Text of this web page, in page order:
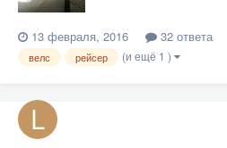
13 февраля, 2016 32 ответа
велс рейсер (и ещё 1 )